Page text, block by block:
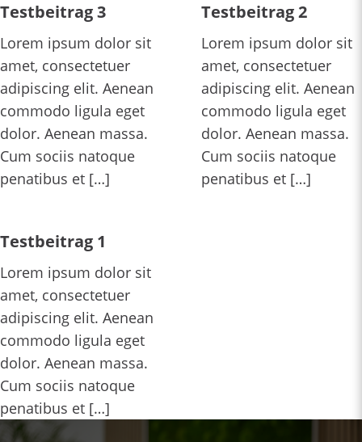
Testbeitrag 3
Lorem ipsum dolor sit
amet, consectetuer
adipiscing elit. Aenean
commodo ligula eget
dolor. Aenean massa.
Cum sociis natoque
penatibus et […]
Testbeitrag 2
Lorem ipsum dolor sit
amet, consectetuer
adipiscing elit. Aenean
commodo ligula eget
dolor. Aenean massa.
Cum sociis natoque
penatibus et […]
Testbeitrag 1
Lorem ipsum dolor sit
amet, consectetuer
adipiscing elit. Aenean
commodo ligula eget
dolor. Aenean massa.
Cum sociis natoque
penatibus et […]